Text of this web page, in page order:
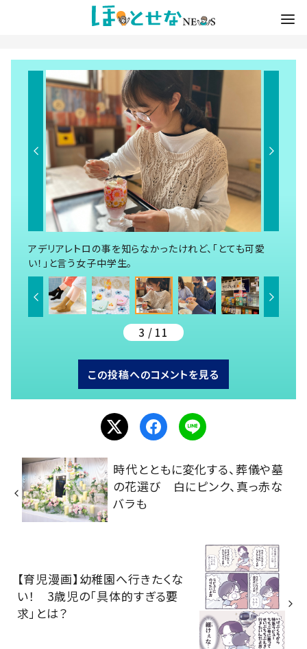
アデリアレトロの事を知らなかったけれど、「とても可愛
い！」と言う女子中学生。
3 / 11
この投稿へのコメントを見る
時代とともに変化する、葬儀や墓
の花選び 白にピンク、真っ赤な
バラも
【育児漫画】幼稚園へ行きたくな
い！ 3歳児の「具体的すぎる要
求」とは？